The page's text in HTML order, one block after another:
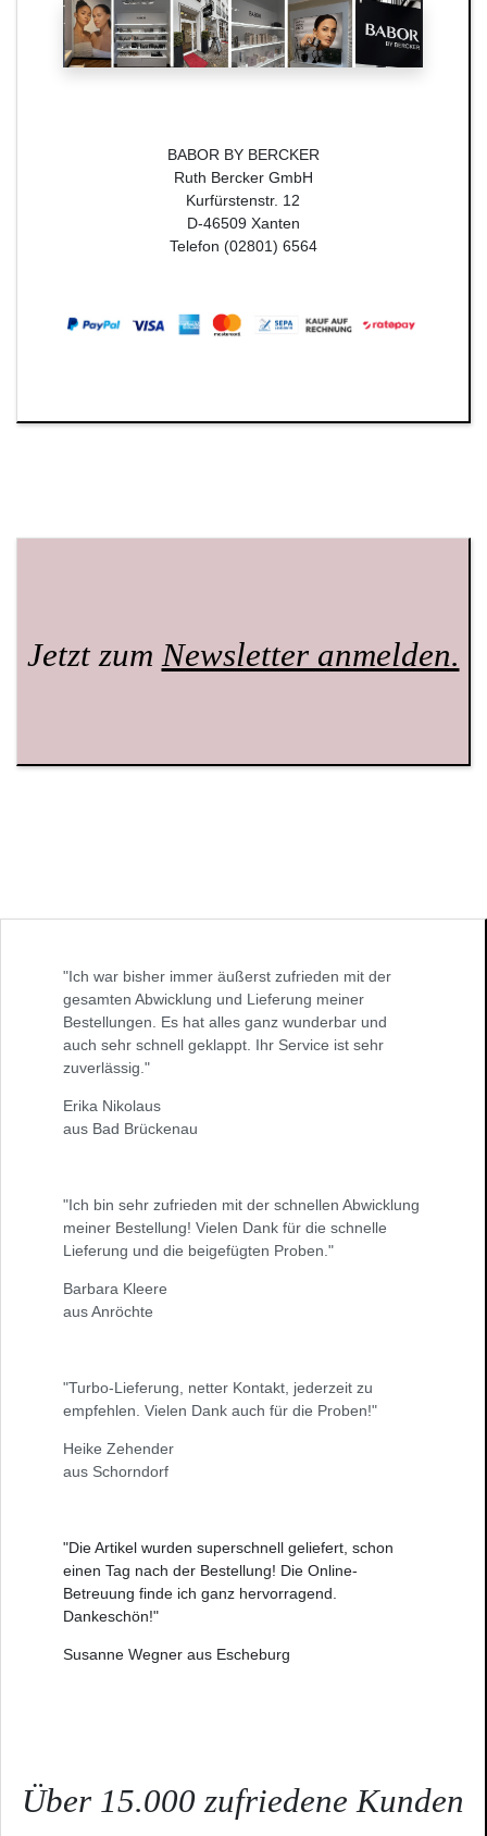
BABOR BY BERCKER
Ruth Bercker GmbH
Kurfürstenstr. 12
D-46509 Xanten
Telefon (02801) 6564
Jetzt zumNewsletter anmelden.
"Ich war bisher immer äußerst zufrieden mit der
gesamten Abwicklung und Lieferung meiner
Bestellungen. Es hat alles ganz wunderbar und
auch sehr schnell geklappt. Ihr Service ist sehr
zuverlässig."
Erika Nikolaus
aus Bad Brückenau
"Ich bin sehr zufrieden mit der schnellen Abwicklung
meiner Bestellung! Vielen Dank für die schnelle
Lieferung und die beigefügten Proben."
Barbara Kleere
aus Anröchte
"Turbo-Lieferung, netter Kontakt, jederzeit zu
empfehlen. Vielen Dank auch für die Proben!"
Heike Zehender
aus Schorndorf
"Die Artikel wurden superschnell geliefert, schon
einen Tag nach der Bestellung! Die Online-
Betreuung finde ich ganz hervorragend.
Dankeschön!"
Susanne Wegner aus Escheburg
Über 15.000 zufriedene Kunden